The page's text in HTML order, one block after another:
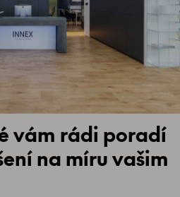
vám rádi poradí
na míru vašim